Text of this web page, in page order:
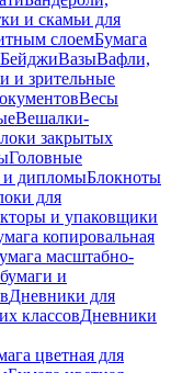
и скамьи для
слоемБумага
БейджиВазыВафли,
и зрительные
Весы
Вешалки-
закрытых
Головные
и дипломыБлокноты
для
и упаковщики
копировальная
масштабно-
и
Дневники для
классовДневники
цветная для